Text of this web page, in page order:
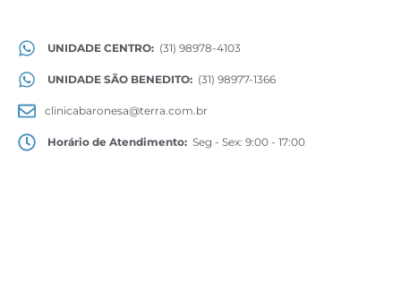
UNIDADE CENTRO: (31) 98978-4103
UNIDADE SÃO BENEDITO: (31) 98977-1366
clinicabaronesa@terra.com.br
Horário de Atendimento: Seg - Sex: 9:00 - 17:00